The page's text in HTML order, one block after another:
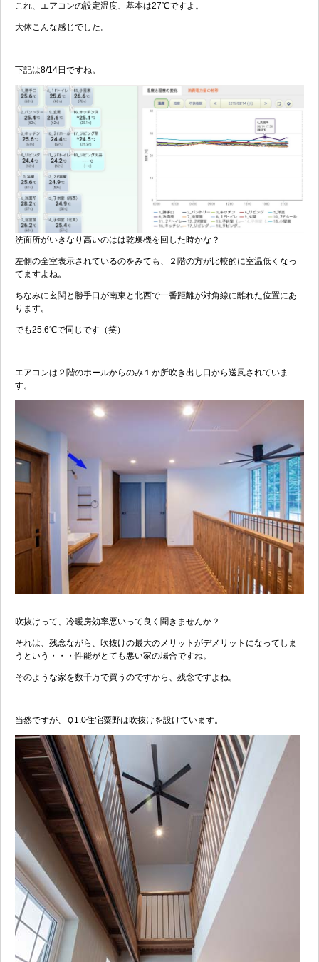
これ、エアコンの設定温度、基本は27℃ですよ。
大体こんな感じでした。
下記は8/14日ですね。
洗面所がいきなり高いのはは乾燥機を回した時かな？
左側の全室表示されているのをみても、２階の方が比較的に室温低くなっ
てますよね。
ちなみに玄関と勝手口が南東と北西で一番距離が対角線に離れた位置にあ
ります。
でも25.6℃で同じです（笑）
エアコンは２階のホールからのみ１か所吹き出し口から送風されていま
す。
吹抜けって、冷暖房効率悪いって良く聞きませんか？
それは、残念ながら、吹抜けの最大のメリットがデメリットになってしま
うという・・・性能がとても悪い家の場合ですね。
そのような家を数千万で買うのですから、残念ですよね。
当然ですが、Ｑ1.0住宅粟野は吹抜けを設けています。